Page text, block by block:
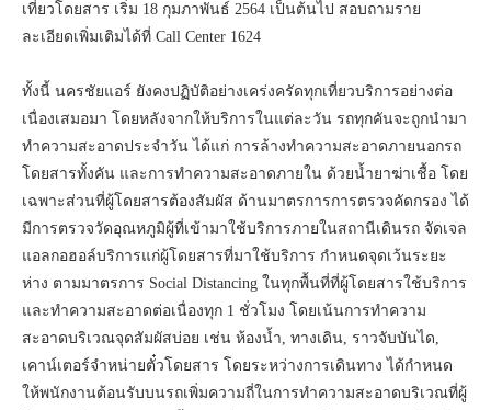
เที่ยวโดยสาร เริ่ม 18 กุมภาพันธ์ 2564 เป็นต้นไป สอบถามราย
ละเอียดเพิ่มเติมได้ที่ Call Center 1624
ทั้งนี้ นครชัยแอร์ ยังคงปฏิบัติอย่างเคร่งครัดทุกเที่ยวบริการอย่างต่อ
เนื่องเสมอมา โดยหลังจากให้บริการในแต่ละวัน รถทุกคันจะถูกนำมา
ทำความสะอาดประจำวัน ได้แก่ การล้างทำความสะอาดภายนอกรถ
โดยสารทั้งคัน และการทำความสะอาดภายใน ด้วยน้ำยาฆ่าเชื้อ โดย
เฉพาะส่วนที่ผู้โดยสารต้องสัมผัส ด้านมาตรการการตรวจคัดกรอง ได้
มีการตรวจวัดอุณหภูมิผู้ที่เข้ามาใช้บริการภายในสถานีเดินรถ จัดเจล
แอลกอฮอล์บริการแก่ผู้โดยสารที่มาใช้บริการ กำหนดจุดเว้นระยะ
ห่าง ตามมาตรการ Social Distancing ในทุกพื้นที่ที่ผู้โดยสารใช้บริการ
และทำความสะอาดต่อเนื่องทุก 1 ชั่วโมง โดยเน้นการทำความ
สะอาดบริเวณจุดสัมผัสบ่อย เช่น ห้องน้ำ, ทางเดิน, ราวจับบันได,
เคาน์เตอร์จำหน่ายตั๋วโดยสาร โดยระหว่างการเดินทาง ได้กำหนด
ให้พนักงานต้อนรับบนรถเพิ่มความถี่ในการทำความสะอาดบริเวณที่ผู้